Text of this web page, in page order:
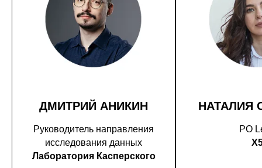
ДМИТРИЙ АНИКИН
Руководитель направления
исследования данных
Лаборатория Касперского
НАТАЛИЯ
PO